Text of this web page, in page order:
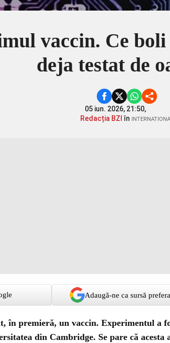
vaccin. Ce boli
deja testat de
05 iun. 2026, 21:50,
Redacția BZI în
Adaugă-ne ca sursă
în premieră, un vaccin. Experimentul a
din Cambridge. Se pare că acesta